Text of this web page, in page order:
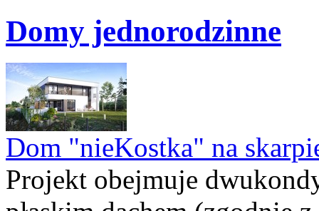
Domy jednorodzinne
Dom "nieKostka" na
Projekt obejmuje